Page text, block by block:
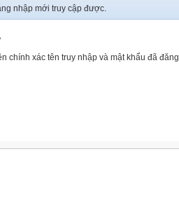
nhập mới truy cập được.
chính xác tên truy nhập và mật khẩu đã đăng